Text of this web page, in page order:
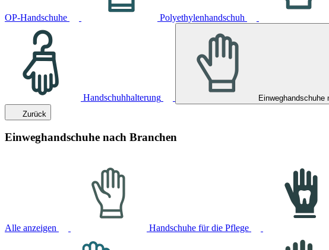
OP-Handschuhe Polyethylenhandschuh
Handschuhhalterung
Einweghandschuhe
Zurück
Einweghandschuhe nach Branchen
Alle anzeigen Handschuhe für die Pflege